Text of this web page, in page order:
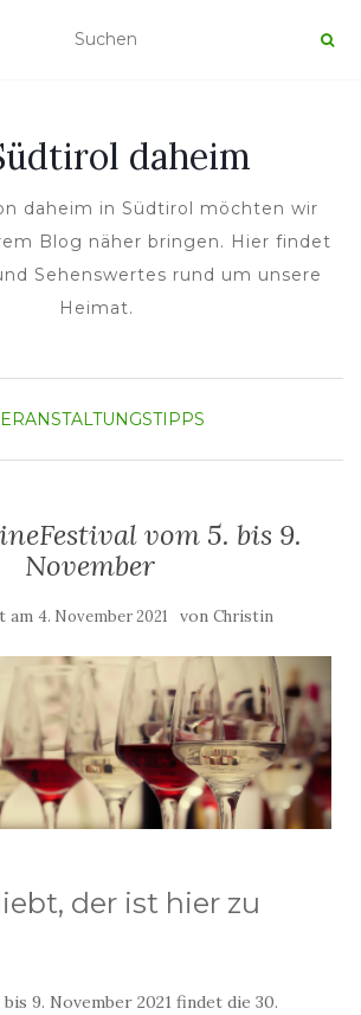
daheim
daheim in Südtirol möchten wir
Blog näher bringen. Hier findet
Sehenswertes rund um unsere
Heimat.
vom 5. bis 9.
November
am 4. November 2021 von Christin
der ist hier zu
9. November 2021 findet die 30.